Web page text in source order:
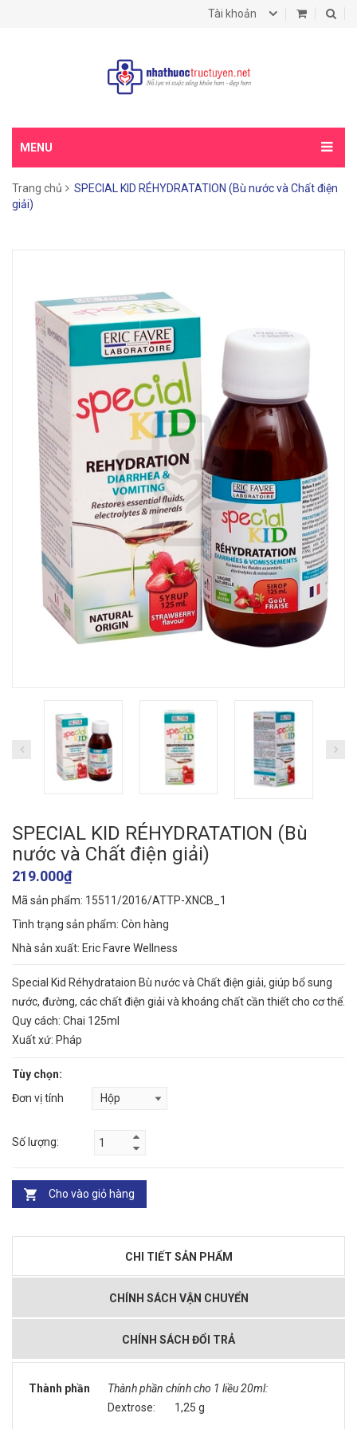
Tài khoản
MENU
Trang chủ
SPECIAL KID RÉHYDRATATION (Bù nước và Chất điện
giải)
SPECIAL KID RÉHYDRATATION (Bù
nước và Chất điện giải)
219.000₫
Mã sản phẩm: 15511/2016/ATTP-XNCB_1
Tình trạng sản phẩm: Còn hàng
Nhà sản xuất: Eric Favre Wellness
Special Kid Réhydrataion Bù nước và Chất điện giải, giúp bổ sung
nước, đường, các chất điện giải và khoáng chất cần thiết cho cơ thể.
Quy cách: Chai 125ml
Xuất xứ: Pháp
Tùy chọn:
Đơn vị tính
Số lượng:
Cho vào giỏ hàng
CHI TIẾT SẢN PHẨM
CHÍNH SÁCH VẬN CHUYỂN
CHÍNH SÁCH ĐỔI TRẢ
Thành phần
Thành phần chính cho 1 liều 20ml:
Dextrose: 1,25 g